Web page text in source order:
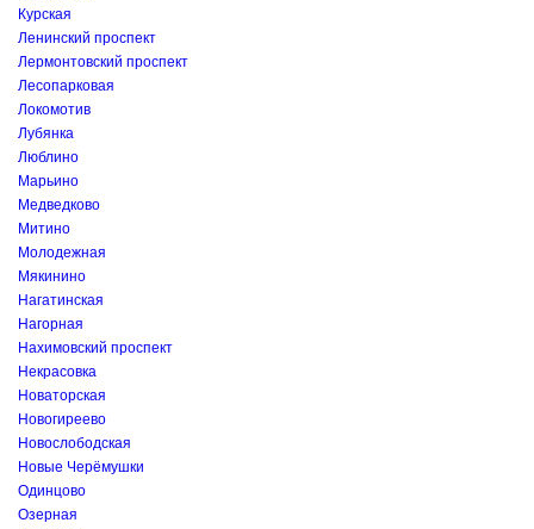
Курская
Ленинский проспект
Лермонтовский проспект
Лесопарковая
Локомотив
Лубянка
Люблино
Марьино
Медведково
Митино
Молодежная
Мякинино
Нагатинская
Нагорная
Нахимовский проспект
Некрасовка
Новаторская
Новогиреево
Новослободская
Новые Черёмушки
Одинцово
Озерная